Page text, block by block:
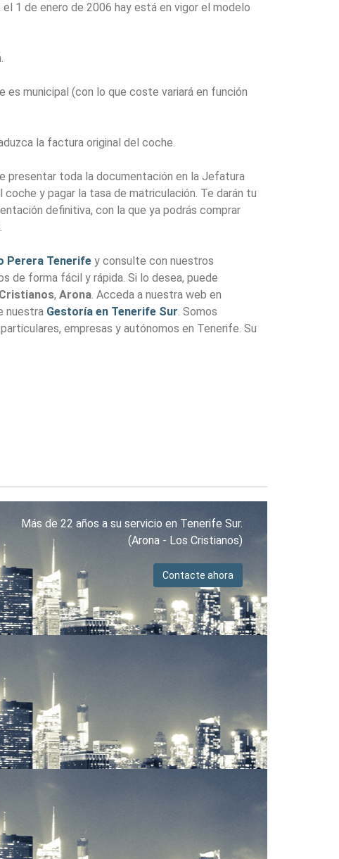
1 de enero de 2006 hay está en vigor el modelo
es municipal (con lo que coste variará en función
la factura original del coche.
presentar toda la documentación en la Jefatura
y pagar la tasa de matriculación. Te darán tu
definitiva, con la que ya podrás comprar
Perera Tenerife y consulte con nuestros
de forma fácil y rápida. Si lo desea, puede
, Arona. Acceda a nuestra web en
nuestra Gestoría en Tenerife Sur. Somos
empresas y autónomos en Tenerife. Su
Más de 22 años a su servicio en Tenerife Sur.
(Arona - Los Cristianos)
Contacte ahora